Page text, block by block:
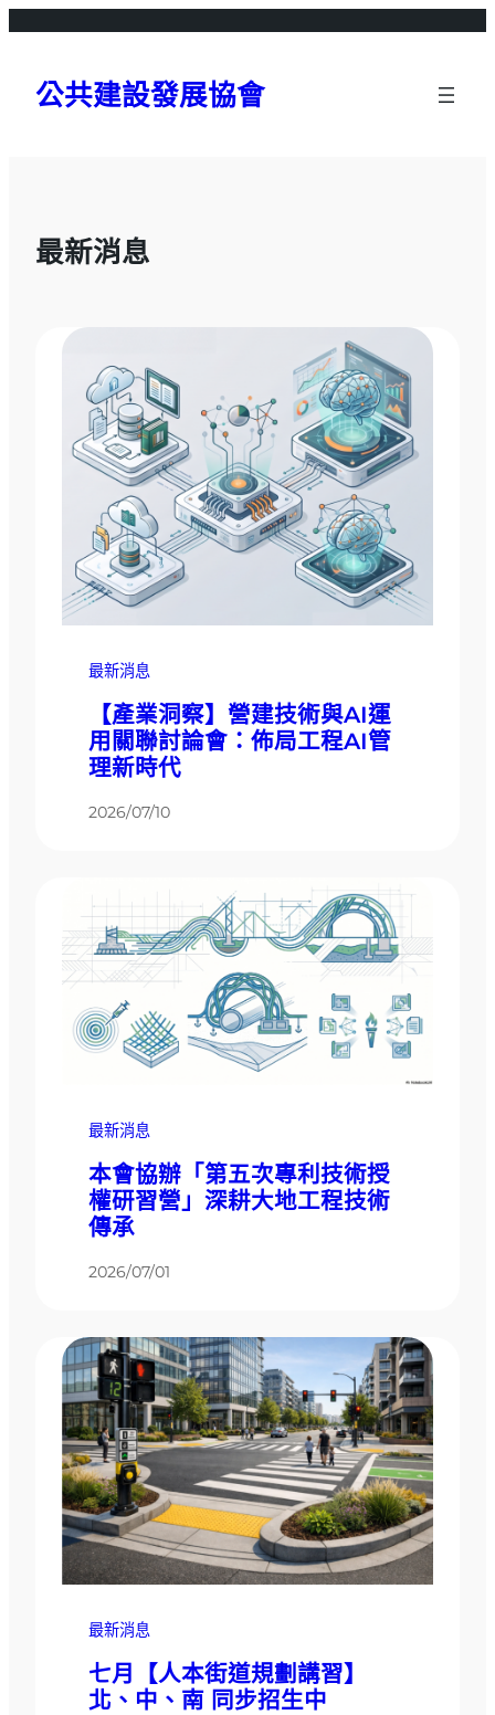
公共建設發展協會
最新消息
最新消息
【產業洞察】營建技術與AI運
用關聯討論會：佈局工程AI管
理新時代
2026/07/10
最新消息
本會協辦「第五次專利技術授
權研習營」深耕大地工程技術
傳承
2026/07/01
最新消息
七月【人本街道規劃講習】
北、中、南 同步招生中